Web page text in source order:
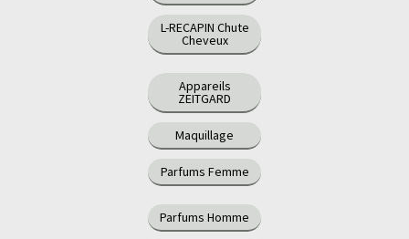
L-RECAPIN Chute
Cheveux
Appareils
ZEITGARD
Maquillage
Parfums Femme
Parfums Homme